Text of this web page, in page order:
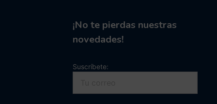
¡No te pierdas nuestras
novedades!
Suscríbete: